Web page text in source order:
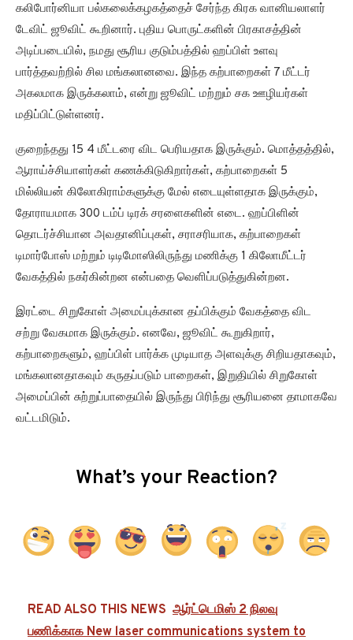
கலிபோர்னியா பல்கலைக்கழகத்தைச் சேர்ந்த கிரக வானியலாளர்
டேவிட் ஜூவிட் கூறினார். புதிய பொருட்களின் பிரகாசத்தின்
அடிப்படையில், நமது சூரிய குடும்பத்தில் ஹப்பிள் உளவு
பார்த்தவற்றில் சில மங்கலானவை. இந்த கற்பாறைகள் 7 மீட்டர்
அகலமாக இருக்கலாம், என்று ஜூவிட் மற்றும் சக ஊழியர்கள்
மதிப்பிட்டுள்ளனர்.
குறைந்தது 15 4 மீட்டரை விட பெரியதாக இருக்கும். மொத்தத்தில்,
ஆராய்ச்சியாளர்கள் கணக்கிடுகிறார்கள், கற்பாறைகள் 5
மில்லியன் கிலோகிராம்களுக்கு மேல் எடையுள்ளதாக இருக்கும்,
தோராயமாக 300 டம்ப் டிரக் சரளைகளின் எடை. ஹப்பிளின்
தொடர்ச்சியான அவதானிப்புகள், சராசரியாக, கற்பாறைகள்
டிமார்போஸ் மற்றும் டிடிமோஸிலிருந்து மணிக்கு 1 கிலோமீட்டர்
வேகத்தில் நகர்கின்றன என்பதை வெளிப்படுத்துகின்றன.
இரட்டை சிறுகோள் அமைப்புக்கான தப்பிக்கும் வேகத்தை விட
சற்று வேகமாக இருக்கும். எனவே, ஜூவிட் கூறுகிறார்,
கற்பாறைகளும், ஹப்பிள் பார்க்க முடியாத அளவுக்கு சிறியதாகவும்,
மங்கலானதாகவும் கருதப்படும் பாறைகள், இறுதியில் சிறுகோள்
அமைப்பின் சுற்றுப்பாதையில் இருந்து பிரிந்து சூரியனை தாமாகவே
வட்டமிடும்.
What’s your Reaction?
READ ALSO THIS NEWS ஆர்ட்டெமிஸ் 2 நிலவு
பணிக்காக New laser communications system to